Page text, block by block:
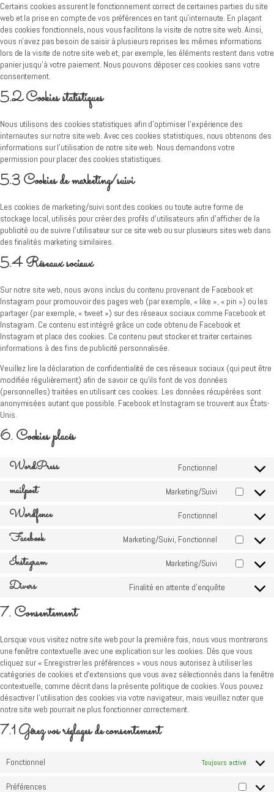
Certains cookies assurent le fonctionnement correct de certaines parties du site
web et la prise en compte de vos préférences en tant qu’internaute. En plaçant
des cookies fonctionnels, nous vous facilitons la visite de notre site web. Ainsi,
vous n’avez pas besoin de saisir à plusieurs reprises les mêmes informations
lors de la visite de notre site web et, par exemple, les éléments restent dans votre
panier jusqu’à votre paiement. Nous pouvons déposer ces cookies sans votre
consentement.
5.2 Cookies statistiques
Nous utilisons des cookies statistiques afin d’optimiser l’expérience des
internautes sur notre site web. Avec ces cookies statistiques, nous obtenons des
informations sur l’utilisation de notre site web. Nous demandons votre
permission pour placer des cookies statistiques.
5.3 Cookies de marketing/suivi
Les cookies de marketing/suivi sont des cookies ou toute autre forme de
stockage local, utilisés pour créer des profils d’utilisateurs afin d’afficher de la
publicité ou de suivre l’utilisateur sur ce site web ou sur plusieurs sites web dans
des finalités marketing similaires.
5.4 Réseaux sociaux
Sur notre site web, nous avons inclus du contenu provenant de Facebook et
Instagram pour promouvoir des pages web (par exemple, « like », « pin ») ou les
partager (par exemple, « tweet ») sur des réseaux sociaux comme Facebook et
Instagram. Ce contenu est intégré grâce un code obtenu de Facebook et
Instagram et place des cookies. Ce contenu peut stocker et traiter certaines
informations à des fins de publicité personnalisée.
Veuillez lire la déclaration de confidentialité de ces réseaux sociaux (qui peut être
modifiée régulièrement) afin de savoir ce qu’ils font de vos données
(personnelles) traitées en utilisant ces cookies. Les données récupérées sont
anonymisées autant que possible. Facebook et Instagram se trouvent aux États-
Unis.
6. Cookies placés
WordPress Fonctionnel
service
mailpoet Marketing/Suivi
Consent
Wordfence Fonctionnel
service
Facebook Marketing/Suivi, Fonctionnel
Consent
service
Instagram Marketing/Suivi
Consent
Divers Finalité en attente d’enquête
Consent
7. Consentement
Lorsque vous visitez notre site web pour la première fois, nous vous montrerons
une fenêtre contextuelle avec une explication sur les cookies. Dès que vous
cliquez sur « Enregistrer les préférences » vous nous autorisez à utiliser les
catégories de cookies et d’extensions que vous avez sélectionnés dans la fenêtre
contextuelle, comme décrit dans la présente politique de cookies. Vous pouvez
désactiver l’utilisation des cookies via votre navigateur, mais veuillez noter que
notre site web pourrait ne plus fonctionner correctement.
7.1 Gérez vos réglages de consentement
Fonctionnel Toujours activé
Préférences